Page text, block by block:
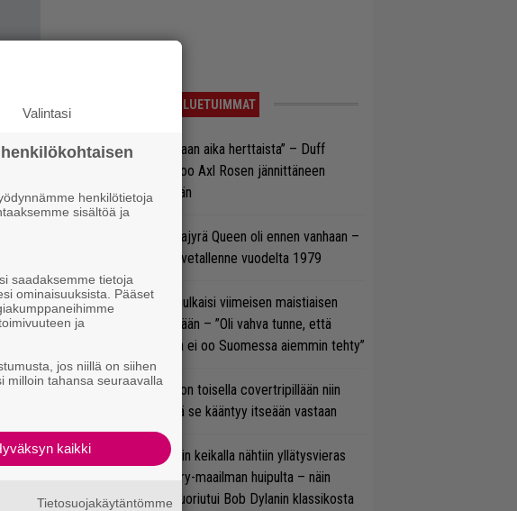
LUETUIMMAT
”Se oli oikeastaan aika herttaista” – Duff
McKagan kertoo Axl Rosen jännittäneen
AC/DC-pestiään
Tällainen keikkajyrä Queen oli ennen vanhaan –
katso tulinen livetallenne vuodelta 1979
Marko Annala julkaisi viimeisen maistiaisen
soolodebyytiltään – ”Oli vahva tunne, että
tällaista musaa ei oo Suomessa aiemmin tehty”
Arvio: Saimaa on toisella covertripillään niin
suvereeni, että se kääntyy itseään vastaan
Guns N’ Rosesin keikalla nähtiin yllätysvieras
suoraan country-maailman huipulta – näin
kokoonpano suoriutui Bob Dylanin klassikosta
Valintasi
henkilötietoja
sisältöä ja
saadaksemme tietoja
ominaisuuksista. Pääset
ja
jos niillä on siihen
milloin tahansa seuraavalla
kaikki
Tietosuojakäytäntömme